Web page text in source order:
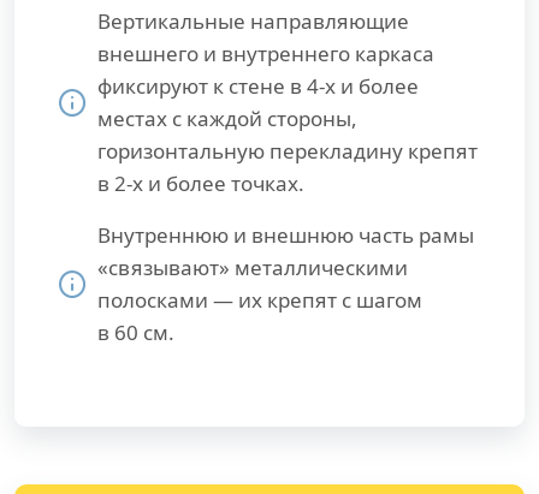
Вертикальные направляющие
внешнего и внутреннего каркаса
фиксируют к стене в 4-х и более
местах с каждой стороны,
горизонтальную перекладину крепят
в 2-х и более точках.
Внутреннюю и внешнюю часть рамы
«связывают» металлическими
полосками — их крепят с шагом
в 60 см.